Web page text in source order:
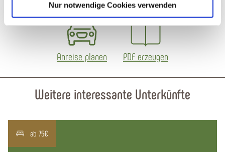
Nur notwendige Cookies verwenden
Anreise planen PDF erzeugen
Weitere interessante Unterkünfte
ab 75€